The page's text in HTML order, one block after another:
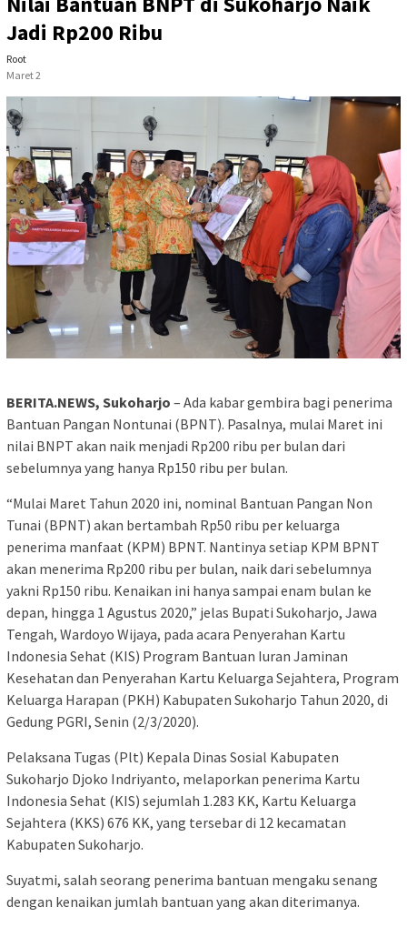
Jadi Rp200 Ribu
Root
Maret 2
BERITA.NEWS, Sukoharjo – Ada kabar gembira bagi penerima
Bantuan Pangan Nontunai (BPNT). Pasalnya, mulai Maret ini
nilai BNPT akan naik menjadi Rp200 ribu per bulan dari
sebelumnya yang hanya Rp150 ribu per bulan.
“Mulai Maret Tahun 2020 ini, nominal Bantuan Pangan Non
Tunai (BPNT) akan bertambah Rp50 ribu per keluarga
penerima manfaat (KPM) BPNT. Nantinya setiap KPM BPNT
akan menerima Rp200 ribu per bulan, naik dari sebelumnya
yakni Rp150 ribu. Kenaikan ini hanya sampai enam bulan ke
depan, hingga 1 Agustus 2020,” jelas Bupati Sukoharjo, Jawa
Tengah, Wardoyo Wijaya, pada acara Penyerahan Kartu
Indonesia Sehat (KIS) Program Bantuan Iuran Jaminan
Kesehatan dan Penyerahan Kartu Keluarga Sejahtera, Program
Keluarga Harapan (PKH) Kabupaten Sukoharjo Tahun 2020, di
Gedung PGRI, Senin (2/3/2020).
Pelaksana Tugas (Plt) Kepala Dinas Sosial Kabupaten
Sukoharjo Djoko Indriyanto, melaporkan penerima Kartu
Indonesia Sehat (KIS) sejumlah 1.283 KK, Kartu Keluarga
Sejahtera (KKS) 676 KK, yang tersebar di 12 kecamatan
Kabupaten Sukoharjo.
Suyatmi, salah seorang penerima bantuan mengaku senang
dengan kenaikan jumlah bantuan yang akan diterimanya.